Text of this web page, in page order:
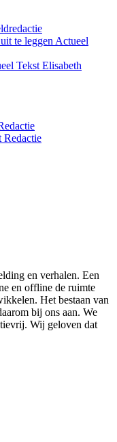
te leggen Actueel
Tekst Elisabeth
Redactie
en verhalen. Een
en offline de ruimte
Het bestaan van
bij ons aan. We
Wij geloven dat